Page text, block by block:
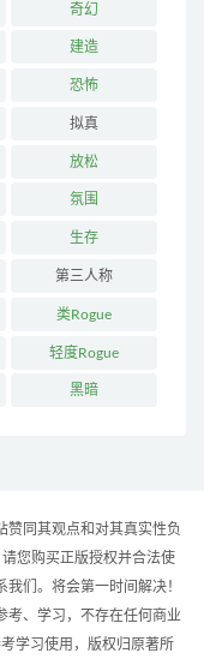
奇幻
建造
恐怖
拟真
放松
氛围
生存
第三人称
类Rogue
轻度Rogue
黑暗
同其观点和对其真实性负
您购买正版授权并合法使
们。将会第一时间解决！
、学习，不存在任何商业
学习使用，版权归原著所